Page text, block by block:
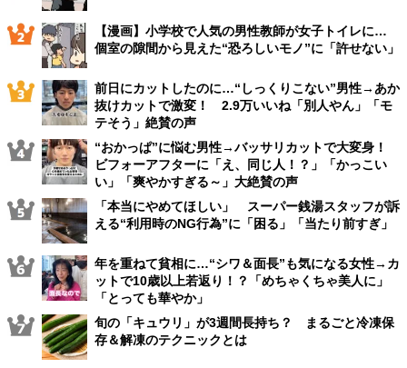
【漫画】小学校で人気の男性教師が女子トイレに…
個室の隙間から見えた“恐ろしいモノ”に「許せない」
前日にカットしたのに…“しっくりこない”男性→あか
抜けカットで激変！ 2.9万いいね「別人やん」「モ
テそう」絶賛の声
“おかっぱ”に悩む男性→バッサリカットで大変身！
ビフォーアフターに「え、同じ人！？」「かっこい
い」「爽やかすぎる～」大絶賛の声
「本当にやめてほしい」 スーパー銭湯スタッフが訴
える“利用時のNG行為”に「困る」「当たり前すぎ」
年を重ねて貧相に…“シワ＆面長”も気になる女性→カ
ットで10歳以上若返り！？「めちゃくちゃ美人に」
「とっても華やか」
旬の「キュウリ」が3週間長持ち？ まるごと冷凍保
存＆解凍のテクニックとは